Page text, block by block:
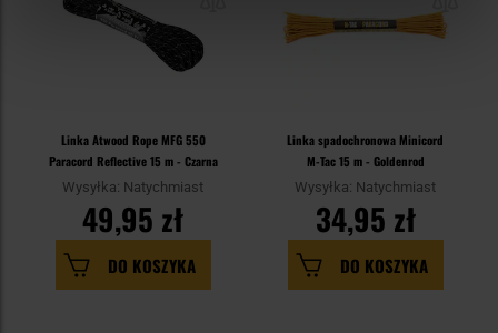
Linka Atwood Rope MFG 550
Paracord Reflective 15 m - Czarna
Wysyłka: Natychmiast
49,95 zł
DO KOSZYKA
Linka spadochronowa Minicord
M-Tac 15 m - Goldenrod
Wysyłka: Natychmiast
34,95 zł
DO KOSZYKA